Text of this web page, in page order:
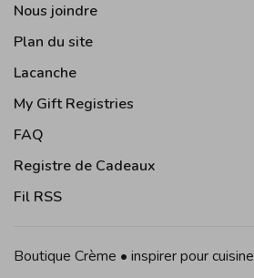
Nous joindre
Plan du site
Lacanche
My Gift Registries
FAQ
Registre de Cadeaux
Fil RSS
Boutique Crème • inspirer pour cuisine